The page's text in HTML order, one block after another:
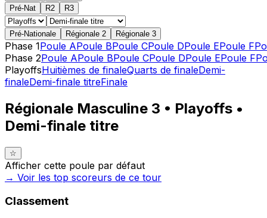
Pré-Nat
R2 R3
Pré-Nationale Régionale 2 Régionale 3
Phase 1Poule APoule BPoule CPoule DPoule EPoule F
Phase 2Poule APoule BPoule CPoule DPoule EPoule F
PlayoffsHuitièmes de finaleQuarts de finaleDemi-
finaleDemi-finale titreFinale
Régionale Masculine 3 • Playoffs •
Demi-finale titre
☆
Afficher cette poule par défaut
→ Voir les top scoreurs de ce tour
Classement